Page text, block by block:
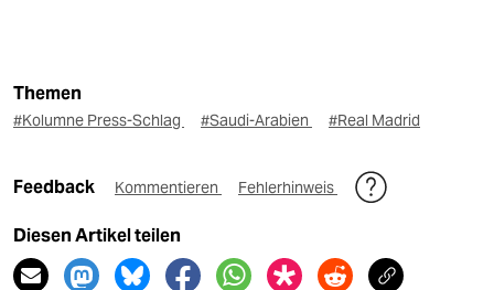
Themen
#Kolumne Press-Schlag #Saudi-Arabien #Real Madrid
Feedback Kommentieren Fehlerhinweis
Diesen Artikel teilen